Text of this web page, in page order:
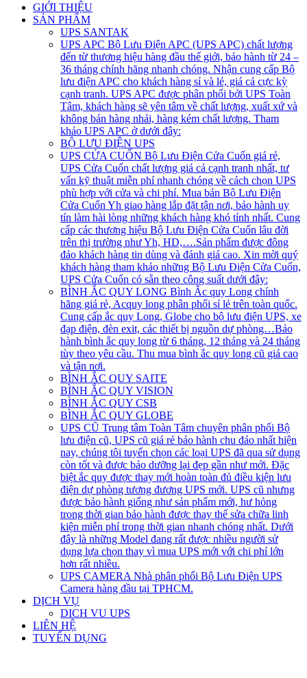
GIỚI THIỆU
SẢN PHẨM
UPS SANTAK
UPS APC Bộ Lưu Điện APC (UPS APC) chất lượng
đến từ thương hiệu hàng đầu thế giới, bảo hành từ 24 –
36 tháng chính hãng nhanh chóng. Nhận cung cấp Bộ
lưu điện APC cho khách hàng sỉ và lẻ, giá cả cực kỳ
cạnh tranh. UPS APC được phân phối bởi UPS Toàn
Tâm, khách hàng sẽ yên tâm về chất lượng, xuất xứ và
không bán hàng nhái, hàng kém chất lượng. Tham
khảo UPS APC ở dưới đây:
BỘ LƯU ĐIỆN UPS
UPS CỬA CUỐN Bộ Lưu Điện Cửa Cuốn giá rẻ,
UPS Cửa Cuốn chất lượng giá cả cạnh tranh nhất, tư
vấn kỹ thuật miễn phí nhanh chóng về cách chọn UPS
phù hợp với cửa và chi phí. Mua bán Bộ Lưu Điện
Cửa Cuốn Yh giao hàng lắp đặt tận nơi, bảo hành uy
tín làm hài lòng những khách hàng khó tính nhất. Cung
cấp các thương hiệu Bộ Lưu Điện Cửa Cuốn lâu đời
trên thị trường như Yh, HD,….Sản phẩm được đông
đảo khách hàng tin dùng và đánh giá cao. Xin mời quý
khách hàng tham khảo những Bộ Lưu Điện Cửa Cuốn,
UPS Cửa Cuốn có sẵn theo công suất dưới đây:
BÌNH ẮC QUY LONG Bình Ắc quy Long chính
hãng giá rẻ, Acquy long phân phối sỉ lẻ trên toàn quốc.
Cung cấp ắc quy Long, Globe cho bộ lưu điện UPS, xe
đạp điện, đèn exit, các thiết bị nguồn dự phòng…Bảo
hành bình ắc quy long từ 6 tháng, 12 tháng và 24 tháng
tùy theo yêu cầu. Thu mua bình ắc quy long cũ giá cao
và tận nơi.
BÌNH ẮC QUY SAITE
BÌNH ẮC QUY VISION
BÌNH ẮC QUY CSB
BÌNH ẮC QUY GLOBE
UPS CŨ Trung tâm Toàn Tâm chuyên phân phối Bộ
lưu điện cũ, UPS cũ giá rẻ bảo hành chu đáo nhất hiện
nay, chúng tôi tuyển chọn các loại UPS đã qua sử dụng
còn tốt và được bảo dưỡng lại đẹp gần như mới. Đặc
biệt ắc quy được thay mới hoàn toàn đủ điều kiện lưu
điện dự phòng tương đương UPS mới. UPS cũ nhưng
được bảo hành giống như sản phẩm mới, hư hỏng
trong thời gian bảo hành được thay thế sửa chữa linh
kiện miễn phí trong thời gian nhanh chóng nhất. Dưới
đây là những Model đang rất được nhiều người sử
dụng lựa chọn thay vì mua UPS mới với chi phí lớn
hơn rất nhiều.
UPS CAMERA Nhà phân phối Bộ Lưu Điện UPS
Camera hàng đầu tại TPHCM.
DỊCH VỤ
DICH VU UPS
LIÊN HỆ
TUYỂN DỤNG